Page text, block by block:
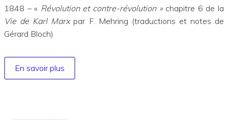
1848 – « Révolution et contre-révolution »chapitre 6 de la
Vie de Karl Marxpar F. Mehring (traductions et notes de
Gérard Bloch)
En savoir plus
Les